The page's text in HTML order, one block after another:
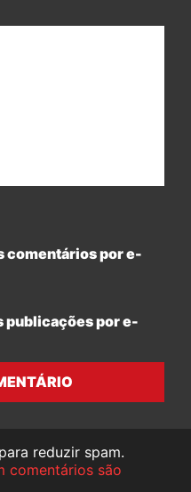
comentários por e-
publicações por e-
reduzir spam.
comentários são